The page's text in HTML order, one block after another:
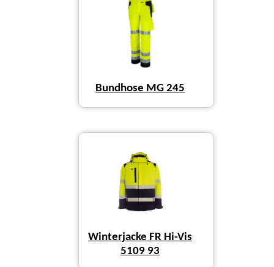
Bundhose MG 245
Winterjacke FR Hi-Vis
5109 93